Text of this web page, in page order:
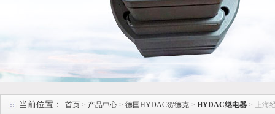
上海维特锐实业发展有限公司
当前位置： 首页 > 产品中心 > 德国HYDAC贺德克 > HYDAC继电器 > 上海